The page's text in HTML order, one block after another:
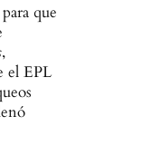
que
,
el EPL